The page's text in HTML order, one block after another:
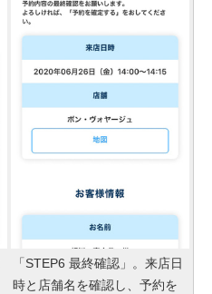
「STEP6 最終確認」。来店日
時と店舗名を確認し、予約を